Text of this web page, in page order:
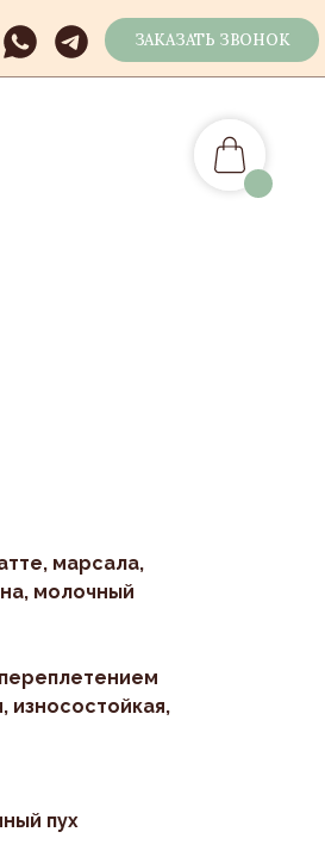
ЗАКАЗАТЬ ЗВОНОК
марсала,
молочный
износостойкая,
пух